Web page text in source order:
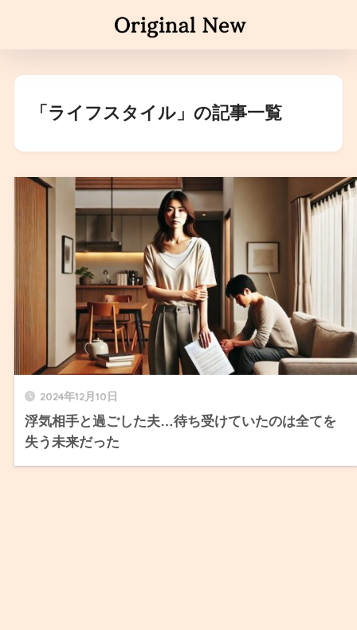
「ライフスタイル」の記事一覧
2024年12月10日
浮気相手と過ごした夫…待ち受けていたのは全てを
失う未来だった